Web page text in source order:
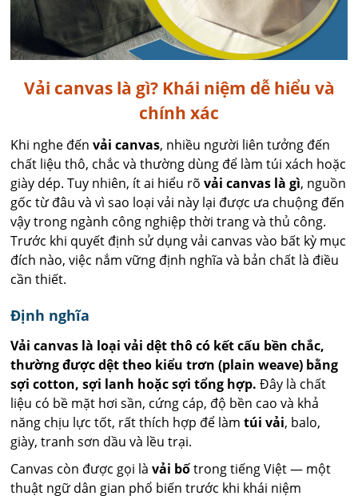
Vải canvas là gì? Khái niệm dễ hiểu và
chính xác
Khi nghe đếnvải canvas, nhiều người liên tưởng đến
chất liệu thô, chắc và thường dùng để làm túi xách hoặc
giày dép. Tuy nhiên, ít ai hiểu rõvải canvas là gì, nguồn
gốc từ đâu và vì sao loại vải này lại được ưa chuộng đến
vậy trong ngành công nghiệp thời trang và thủ công.
Trước khi quyết định sử dụng vải canvas vào bất kỳ mục
đích nào, việc nắm vững định nghĩa và bản chất là điều
cần thiết.
Định nghĩa
Vải canvas là loại vải dệt thô có kết cấu bền chắc,
thường được dệt theo kiểu trơn (plain weave) bằng
sợi cotton, sợi lanh hoặc sợi tổng hợp. Đây là chất
liệu có bề mặt hơi sần, cứng cáp, độ bền cao và khả
năng chịu lực tốt, rất thích hợp để làmtúi vải, balo,
giày, tranh sơn dầu và lều trại.
Canvas còn được gọi làvải bốtrong tiếng Việt — một
thuật ngữ dân gian phổ biến trước khi khái niệm